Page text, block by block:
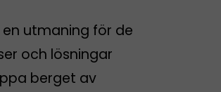
utmaning för de
och lösningar
berget av